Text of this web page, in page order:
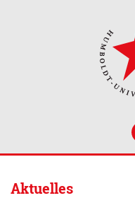
Aktuelles